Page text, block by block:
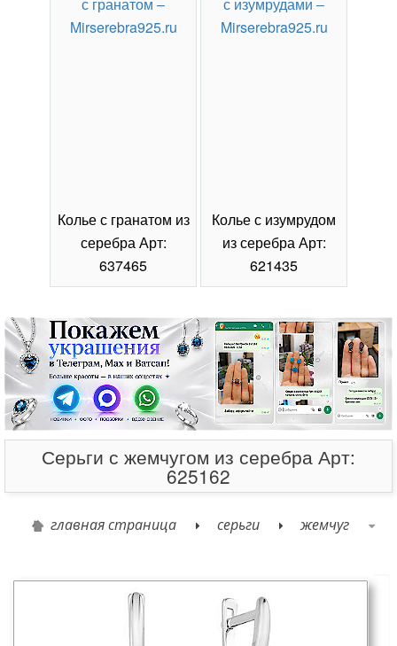
Колье с гранатом из
серебра Арт:
637465
Колье с изумрудом
из серебра Арт:
621435
Серьги с жемчугом из серебра Арт:
625162
главная страница серьги жемчуг